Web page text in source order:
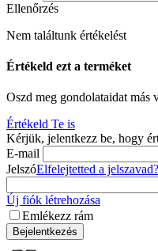
Ellenőrzés
Nem találtunk értékelést
Értékeld ezt a terméket
Oszd meg gondolataidat más
Értékeld Te is
Kérjük, jelentkezz be, hogy
E-mail
JelszóElfelejtetted a jelszavad?
Új fiók létrehozása
Emlékezz rám
Bejelentkezés